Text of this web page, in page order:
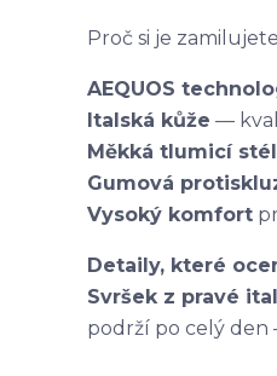
Proč si je
AEQUOS
Italská kůže —
Měkká tlumicí
Gumová
Vysoký komfort
Detaily, které
Svršek z pravé
podrží po celý den